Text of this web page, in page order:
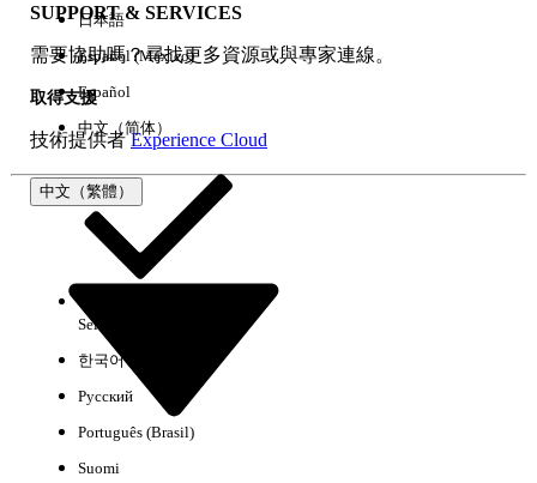
以下是搜尋小祕訣
SUPPORT & SERVICES
需要協助嗎？尋找更多資源或與專家連線。
取得支援
技術提供者Experience Cloud
中文（繁體）
日本語
Español (México)
Español
中文（简体）
Select Org
한국어
Русский
Português (Brasil)
Suomi